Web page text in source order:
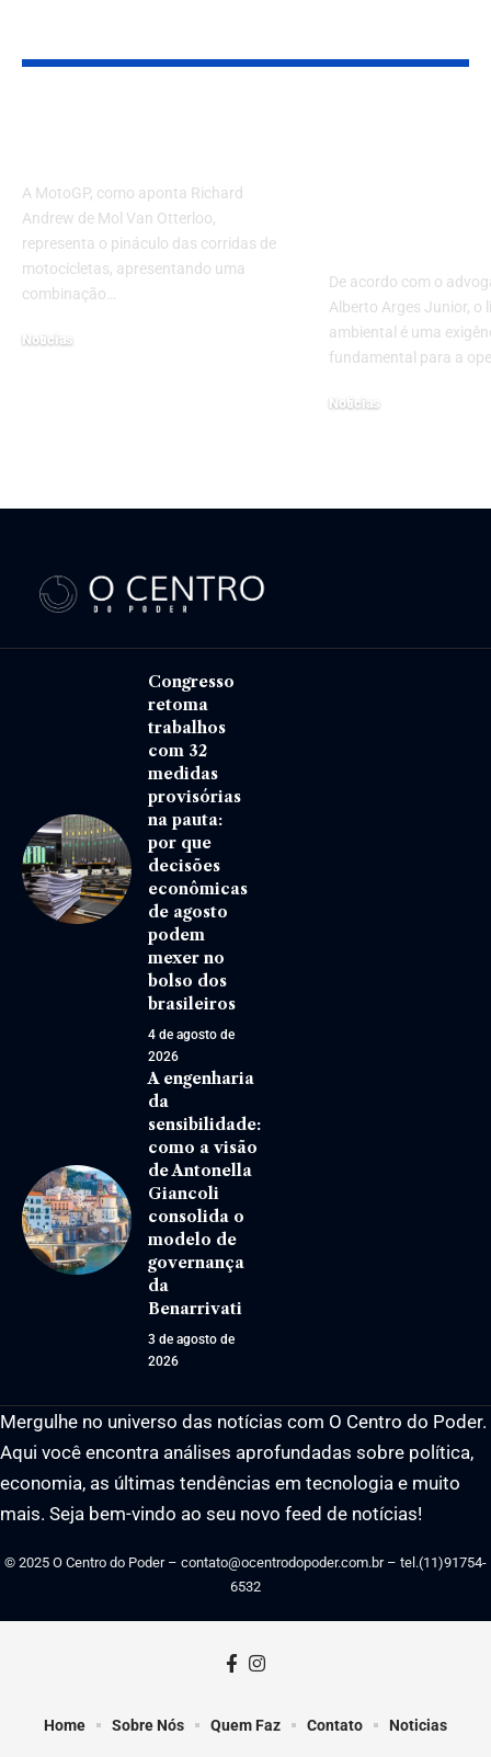
A MotoGP, como aponta Richard
Andrew de Mol Van Otterloo,
representa o pináculo das corridas de
motocicletas, apresentando uma
combinação…
Noticias
De acordo com o
Alberto Arges Junior, o
ambiental é uma
fundamental para a
Noticias
Congresso
retoma
trabalhos
com 32
medidas
provisórias
na pauta:
por que
decisões
econômicas
de agosto
podem
mexer no
bolso dos
brasileiros
4 de agosto de
2026
A engenharia
da
sensibilidade:
como a visão
de Antonella
Giancoli
consolida o
modelo de
governança
da
Benarrivati
3 de agosto de
2026
Mergulhe no universo das notícias com O Centro do Poder.
Aqui você encontra análises aprofundadas sobre política,
economia, as últimas tendências em tecnologia e muito
mais. Seja bem-vindo ao seu novo feed de notícias!
© 2025 O Centro do Poder – contato@ocentrodopoder.com.br– tel.(11)91754-
6532
Home Sobre Nós Quem Faz Contato Noticias